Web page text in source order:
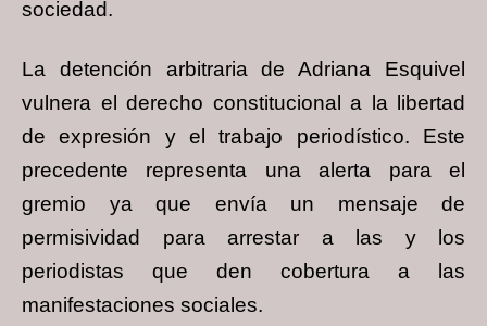
sociedad.
La detención arbitraria de Adriana Esquivel
vulnera el derecho constitucional a la libertad
de expresión y el trabajo periodístico. Este
precedente representa una alerta para el
gremio ya que envía un mensaje de
permisividad para arrestar a las y los
periodistas que den cobertura a las
manifestaciones sociales.